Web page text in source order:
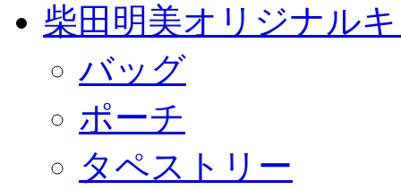
柴田明美オリジナル
バッグ
ポーチ
タペストリー